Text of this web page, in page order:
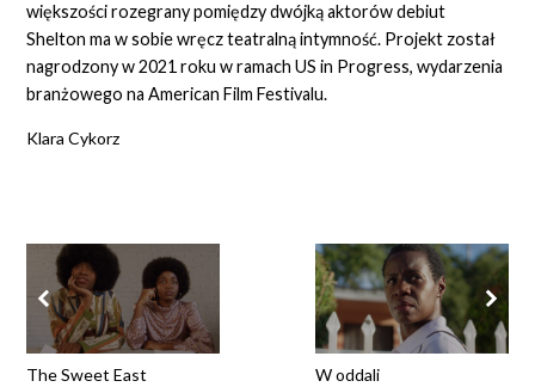
The Sweet East W oddali
większości rozegrany pomiędzy dwójką aktorów debiut
Shelton ma w sobie wręcz teatralną intymność. Projekt został
nagrodzony w 2021 roku w ramach US in Progress, wydarzenia
branżowego na American Film Festivalu.
Klara Cykorz